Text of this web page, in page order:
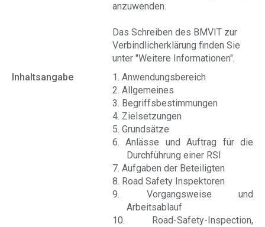
anzuwenden.
Das Schreiben des BMVIT zur
Verbindlicherklärung finden Sie
unter "Weitere Informationen".
Inhaltsangabe
1. Anwendungsbereich
2. Allgemeines
3. Begriffsbestimmungen
4. Zielsetzungen
5. Grundsätze
6. Anlässe und Auftrag für die
Durchführung einer RSI
7. Aufgaben der Beteiligten
8. Road Safety Inspektoren
9. Vorgangsweise und
Arbeitsablauf
10. Road-Safety-Inspection,